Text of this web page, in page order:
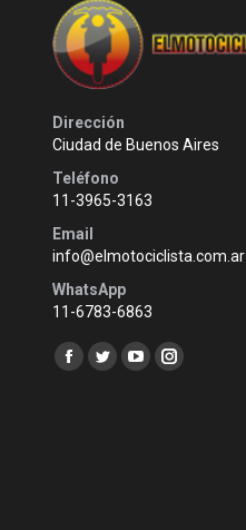
Dirección
Ciudad de Buenos Aires
Teléfono
11-3965-3163
Email
info@elmotociclista.com.ar
WhatsApp
11-6783-6863
Encuéntranos en:
Facebook
TwitterYouTubeInstagram